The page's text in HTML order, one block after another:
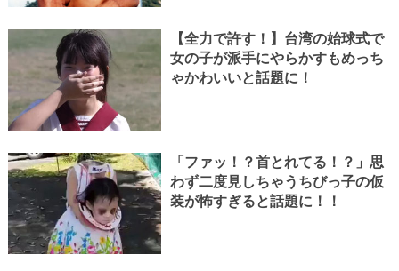
【全力で許す！】台湾の始球式で
女の子が派手にやらかすもめっち
ゃかわいいと話題に！
「ファッ！？首とれてる！？」思
わず二度見しちゃうちびっ子の仮
装が怖すぎると話題に！！